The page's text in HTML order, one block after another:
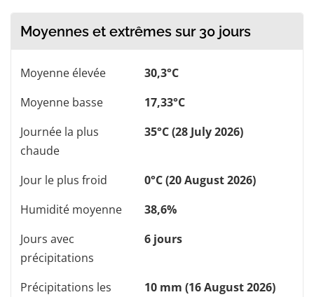
Moyennes et extrêmes sur 30 jours
Moyenne élevée
30,3°C
Moyenne basse
17,33°C
Journée la plus
chaude
35°C (28 July 2026)
Jour le plus froid
0°C (20 August 2026)
Humidité moyenne
38,6%
Jours avec
précipitations
6 jours
Précipitations les
10 mm (16 August 2026)